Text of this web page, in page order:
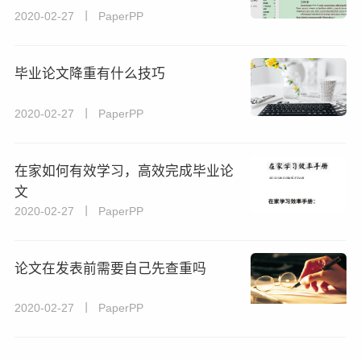
2020-02-27 丨 PaperPP
毕业论文降重有什么技巧
2020-02-27 丨 PaperPP
在家如何有效学习，高效完成毕业论
文
2020-02-27 丨 PaperPP
论文在发表前需要自己先查重吗
2020-02-27 丨 PaperPP